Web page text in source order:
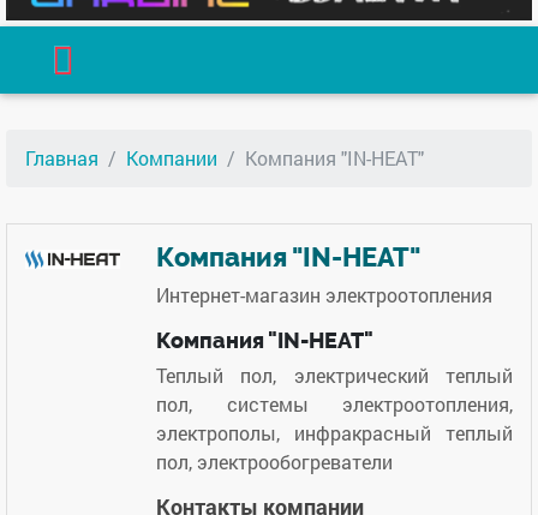
Главная Компании Компания "IN-HEAT"
Компания "IN-HEAT"
Интернет-магазин электроотопления
Компания "IN-HEAT"
Теплый пол, электрический теплый
пол, системы электроотопления,
электрополы, инфракрасный теплый
пол, электрообогреватели
Контакты компании